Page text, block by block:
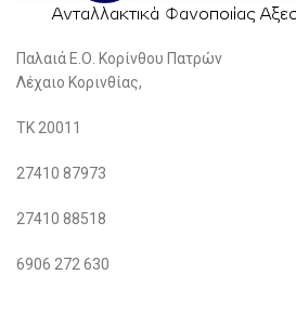
Παλαιά Ε.Ο. Κορίνθου Πατρών
Λέχαιο Κορινθίας,
ΤΚ 20011
27410 87973
27410 88518
6906 272 630